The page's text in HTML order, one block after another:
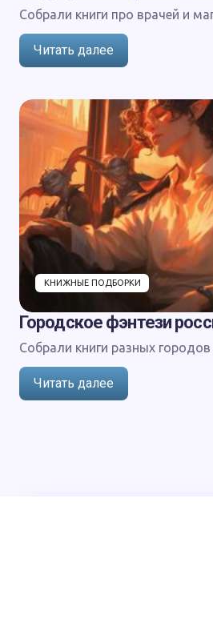
Собрали книги про врачей и
Читать далее
КНИЖНЫЕ ПОДБОРКИ
Городское фэнтези
Собрали книги разных
Читать далее